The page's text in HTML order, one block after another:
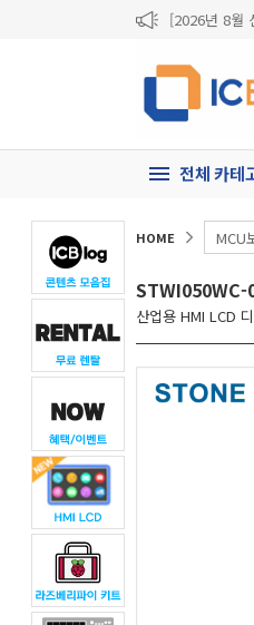
[2026년 8월
[마일리지
전체 카테
HOME
STWI050WC-
산업용 HMI LCD